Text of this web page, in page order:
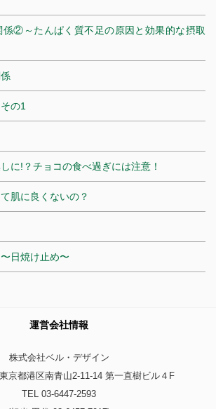
係②～たんぱく質不足の原因と効果的な摂取
の1
に!？チョコの食べ過ぎには注意！
肌に良くないの？
日焼け止め〜
運営会社情報
株式会社ベル・デザイン
京都港区南青山2-11-14 第一直樹ビル４F
TEL 03-6447-2593